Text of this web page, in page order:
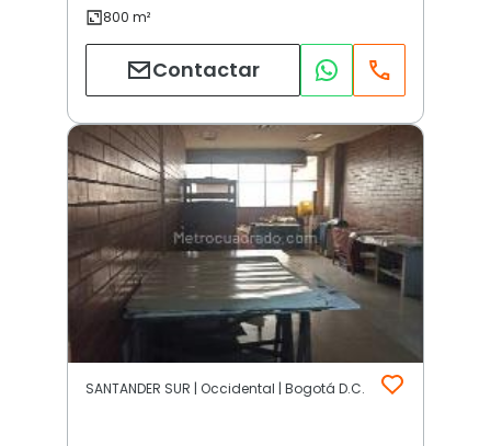
Contactar
SANTANDER SUR | Occidental | Bogotá D.C.